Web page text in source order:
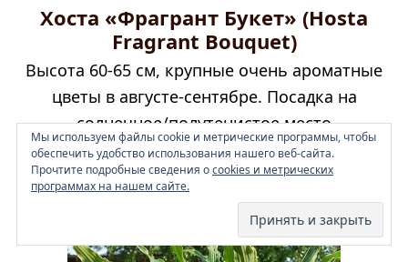
Хоста «Фрагрант Букет» (Hosta
Fragrant Bouquet)
Высота 60-65 см, крупные очень ароматные
цветы в августе-сентябре. Посадка на
солнечное/полутенистое место
750₽
Читать далее
Мы используем файлы cookie и метрические программы, чтобы
обеспечить удобство использования нашего веб-сайта.
Прочтите подробные сведения оcookies и метрических
программах на нашем сайте.